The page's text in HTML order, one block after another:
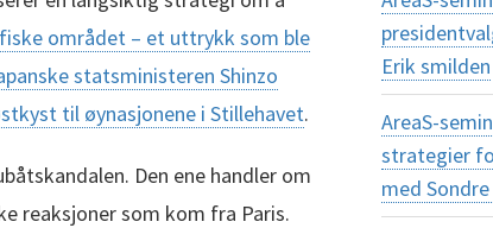
området – et uttrykk som ble
statsministeren Shinzo
til øynasjonene i Stillehavet.
Den ene handler om
reaksjoner som kom fra Paris.
Erik smilden
AreaS-
strategier
med